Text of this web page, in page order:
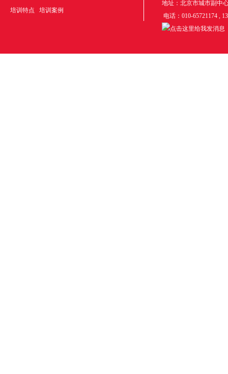
培训特点 培训案例
地址：北京市城市副中
电话：010-65721174 ,